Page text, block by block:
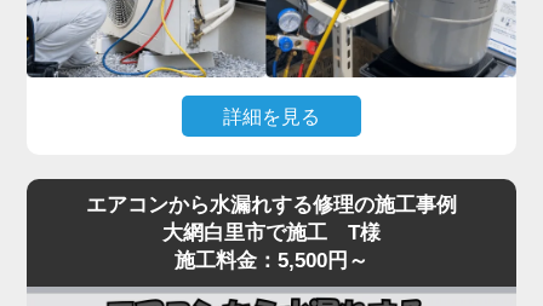
詳細を見る
い、効きが弱いという症状は、当店でも特にご相談
が多いトラブルです。
原因は多岐にわたり、フィルター・熱交換器の目詰
エアコンから水漏れする修理の施工事例
大網白里市で施工 T様
施工料金：5,500円～